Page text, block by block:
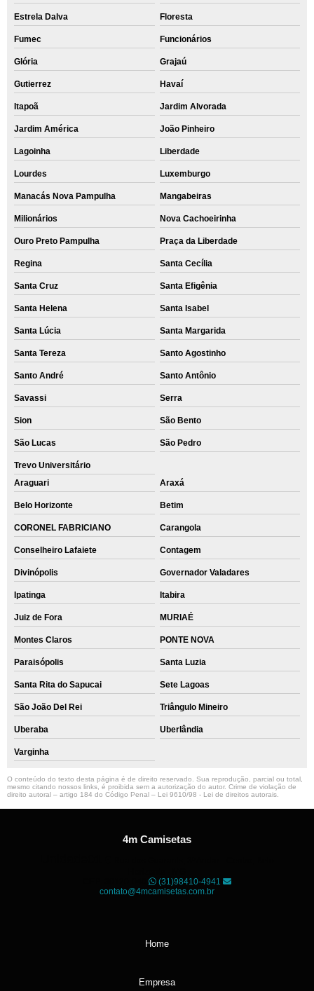
Estrela Dalva Floresta
Fumec Funcionários
Glória Grajaú
Gutierrez Havaí
Itapoã Jardim Alvorada
Jardim América João Pinheiro
Lagoinha Liberdade
Lourdes Luxemburgo
Manacás Nova Pampulha Mangabeiras
Milionários Nova Cachoeirinha
Ouro Preto Pampulha Praça da Liberdade
Regina Santa Cecília
Santa Cruz Santa Efigênia
Santa Helena Santa Isabel
Santa Lúcia Santa Margarida
Santa Tereza Santo Agostinho
Santo André Santo Antônio
Savassi Serra
Sion São Bento
São Lucas São Pedro
Trevo Universitário
Araguari
Araxá
Belo Horizonte Betim
CORONEL FABRICIANO Carangola
Conselheiro Lafaiete Contagem
Divinópolis Governador Valadares
Ipatinga Itabira
Juiz de Fora MURIAÉ
Montes Claros PONTE NOVA
Paraisópolis Santa Luzia
Santa Rita do Sapucai Sete Lagoas
São João Del Rei Triângulo Mineiro
Uberaba Uberlândia
Varginha
O conteúdo do texto desta página é de direito reservado. Sua reprodução, parcial ou total,
mesmo citando nossos links, é proibida sem a autorização do autor. Crime de violação de
direito autoral – artigo 184 do Código Penal – Lei 9610/98 - Lei de direitos autorais
4m Camisetas
(31)98410-4941
contato@4mcamisetas.com.br
Home
Empresa